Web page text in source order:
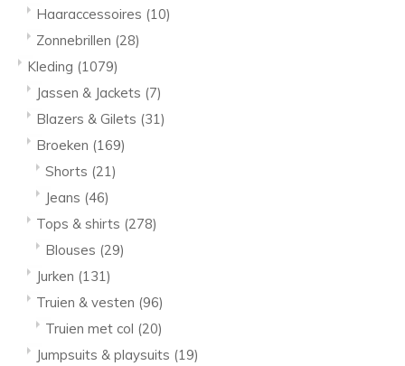
Haaraccessoires (10)
Zonnebrillen (28)
Kleding (1079)
Jassen & Jackets (7)
Blazers & Gilets (31)
Broeken (169)
Shorts (21)
Jeans (46)
Tops & shirts (278)
Blouses (29)
Jurken (131)
Truien & vesten (96)
Truien met col (20)
Jumpsuits & playsuits (19)